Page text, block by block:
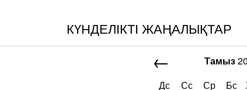
КҮНДЕЛІКТІ ЖАҢАЛЫҚТАР
Тамыз
Дс
Сс Ср Бс